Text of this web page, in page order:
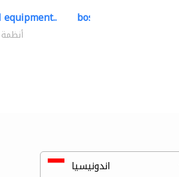
أنظمة
bosch security systems..